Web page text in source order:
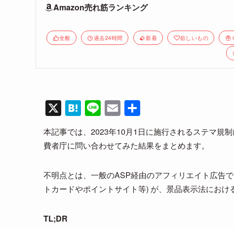
Amazon売れ筋ランキング
全般 過去24時間 新着 欲しいもの
X H
at
e
n
a
Li
n
e
E
m
ail
有
本記事では、2023年10月1日に施行されるステマ規
費者庁に問い合わせてみた結果をまとめます。
不明点とは、一般のASP経由のアフィリエイト広告
トカードやポイントサイト等) が、景品表示法におけ
TL;DR